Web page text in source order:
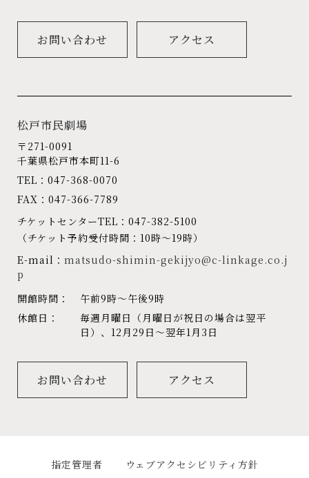
お問い合わせ アクセス
松戸市民劇場
〒271-0091
千葉県松戸市本町11-6
TEL：047-368-0070
FAX：047-366-7789
チケットセンターTEL：047-382-5100
（チケット予約受付時間：10時～19時）
E-mail： matsudo-shimin-gekijyo@c-linkage.co.j
p
開館時間：
午前9時～午後9時
休館日：
毎週月曜日（月曜日が祝日の場合は翌平
日）、12月29日～翌年1月3日
お問い合わせ アクセス
指定管理者 ウェブアクセシビリティ方針